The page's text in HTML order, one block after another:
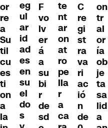
or
re
a
Su
til
cu
es
ti
on
a
la
eg
ul
ar
id
ad
es
en
su
el
do
s
F
vo
lv
er
á
a
su
bi
r
de
sd
te
nt
ar
on
at
ro
pe
lla
r
a
ca
C
re
gi
st
ra
va
ri
ac
ió
n
de
on
tr
al
or
ía
ob
je
ta
sa
lid
a